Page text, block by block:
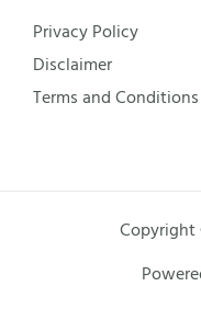
Privacy Policy
Disclaimer
Terms and Conditions
Copyright